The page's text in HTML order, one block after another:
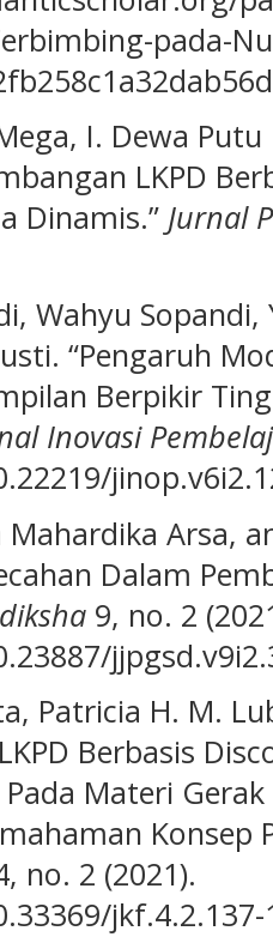
pada-
I. Dewa
LKPD
Dinamis.” Jurnal
Wahyu
“Pengaruh
Berpikir
Inovasi
Mahardika Arsa,
Dalam
9, no. 2
Patricia H. M.
Berbasis
Materi
Konsep
no. 2 (2021).
jkf.4.2.137-